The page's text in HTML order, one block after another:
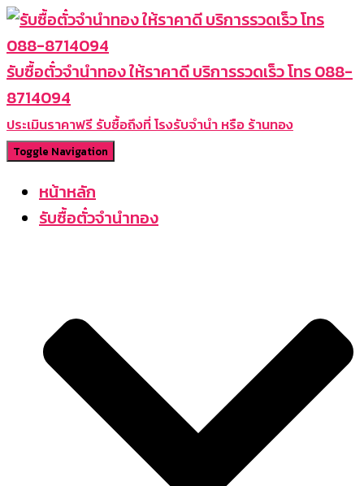
รับซื้อตั๋วจำนำทอง ให้ราคาดี บริการรวดเร็ว โทร 088-
8714094
ประเมินราคาฟรี รับซื้อถึงที่ โรงรับจำนำ หรือ ร้านทอง
Toggle Navigation
หน้าหลัก
รับซื้อตั๋วจำนำทอง